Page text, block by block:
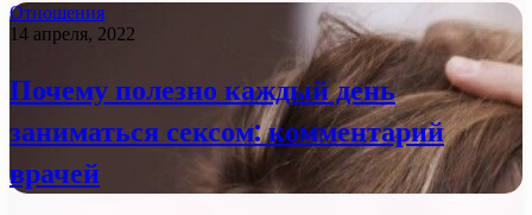
Отношения
14 апреля, 2022
Почему полезно каждый день
заниматься сексом: комментарий
врачей